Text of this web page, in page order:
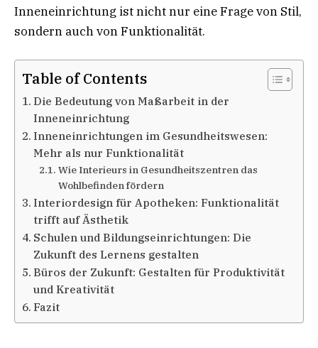
Inneneinrichtung ist nicht nur eine Frage von Stil,
sondern auch von Funktionalität.
Table of Contents
Die Bedeutung von Maßarbeit in der
Inneneinrichtung
Inneneinrichtungen im Gesundheitswesen:
Mehr als nur Funktionalität
Wie Interieurs in Gesundheitszentren das
Wohlbefinden fördern
Interiordesign für Apotheken: Funktionalität
trifft auf Ästhetik
Schulen und Bildungseinrichtungen: Die
Zukunft des Lernens gestalten
Büros der Zukunft: Gestalten für Produktivität
und Kreativität
Fazit